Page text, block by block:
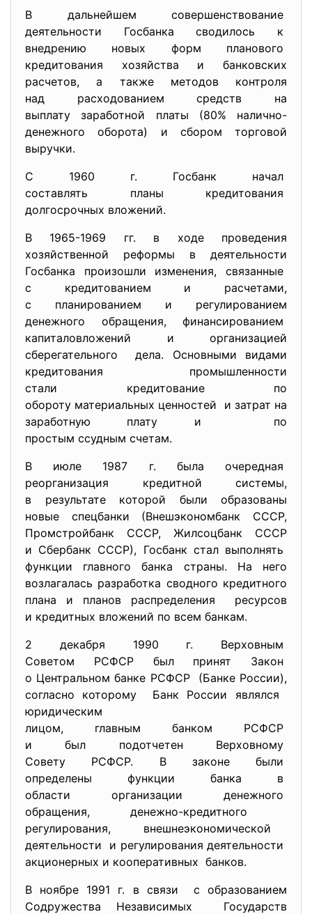
В дальнейшем совершенствование
деятельности Госбанка сводилось к
внедрению новых форм планового
кредитования хозяйства и банковских
расчетов, а также методов контроля
над расходованием средств на
выплату заработной платы (80% налично-
денежного оборота) и сбором торговой
выручки.
C 1960 г. Госбанк начал
составлять планы кредитования
долгосрочных вложений.
В 1965-1969 гг. в ходе проведения
хозяйственной реформы в деятельности
Госбанка произошли изменения, связанные
с кредитованием и расчетами,
с планированием и регулированием
денежного обращения, финансированием
капиталовложений и организацией
сберегательного дела. Основными видами
кредитования промышленности
стали кредитование по
обороту материальных ценностей и затрат на
заработную плату и по
простым ссудным счетам.
В июле 1987 г. была очередная
реорганизация кредитной системы,
в результате которой были образованы
новые спецбанки (Внешэкономбанк СССР,
Промстройбанк СССР, Жилсоцбанк СССР
и Сбербанк СССР), Госбанк стал выполнять
функции главного банка страны. На него
возлагалась разработка сводного кредитного
плана и планов распределения ресурсов
и кредитных вложений по всем банкам.
2 декабря 1990 г. Верховным
Советом РСФСР был принят Закон
о Центральном банке РСФСР (Банке России),
согласно которому Банк России являлся
юридическим
лицом, главным банком РСФСР
и был подотчетен Верховному
Совету РСФСР. В законе были
определены функции банка в
области организации денежного
обращения, денежно-кредитного
регулирования, внешнеэкономической
деятельности и регулирования деятельности
акционерных и кооперативных банков.
В ноябре 1991 г. в связи с образованием
Содружества Независимых Государств